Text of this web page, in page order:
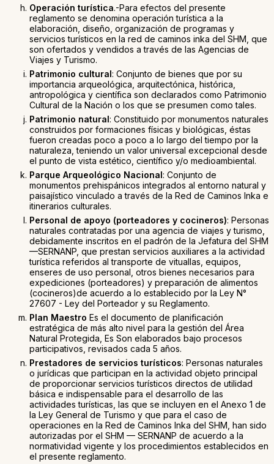
Operación turística.-Para efectos del presente
reglamento se denomina operación turística a la
elaboración, diseño, organización de programas y
servicios turísticos en la red de caminos inka del SHM, que
son ofertados y vendidos a través de las Agencias de
Viajes y Turismo.
Patrimonio cultural: Conjunto de bienes que por su
importancia arqueológica, arquitectónica, histórica,
antropológica y científica son declarados como Patrimonio
Cultural de la Nación o los que se presumen como tales.
Patrimonio natural: Constituido por monumentos naturales
construidos por formaciones físicas y biológicas, éstas
fueron creadas poco a poco a lo largo del tiempo por la
naturaleza, teniendo un valor universal excepcional desde
el punto de vista estético, científico y/o medioambiental.
Parque Arqueológico Nacional: Conjunto de
monumentos prehispánicos integrados al entorno natural y
paisajístico vinculado a través de la Red de Caminos Inka e
itinerarios culturales.
Personal de apoyo (porteadores y cocineros): Personas
naturales contratadas por una agencia de viajes y turismo,
debidamente inscritos en el padrón de la Jefatura del SHM
—SERNANP, que prestan servicios auxiliares a la actividad
turística referidos al transporte de vituallas, equipos,
enseres de uso personal, otros bienes necesarios para
expediciones (porteadores) y preparación de alimentos
(cocineros)de acuerdo a lo establecido por la Ley N°
27607 - Ley del Porteador y su Reglamento.
Plan Maestro Es el documento de planificación
estratégica de más alto nivel para la gestión del Área
Natural Protegida, Es Son elaborados bajo procesos
participativos, revisados cada 5 años.
Prestadores de servicios turísticos: Personas naturales
o jurídicas que participan en la actividad objeto principal
de proporcionar servicios turísticos directos de utilidad
básica e indispensable para el desarrollo de las
actividades turísticas, las que se incluyen en el Anexo 1 de
la Ley General de Turismo y que para el caso de
operaciones en la Red de Caminos Inka del SHM, han sido
autorizadas por el SHM — SERNANP de acuerdo a la
normatividad vigente y los procedimientos establecidos en
el presente reglamento.